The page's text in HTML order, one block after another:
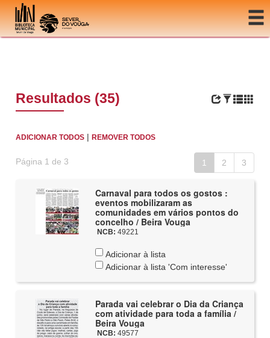
Ir para o conteúdo
Resultados (35)
ADICIONAR TODOS |REMOVER TODOS
Página 1 de 3 1 2 3
Carnaval para todos os gostos :
eventos mobilizaram as
comunidades em vários pontos do
concelho / Beira Vouga
NCB: 49221
Adicionar à lista
Adicionar à lista 'Com interesse'
Parada vai celebrar o Dia da Criança
com atividade para toda a família /
Beira Vouga
NCB: 49577